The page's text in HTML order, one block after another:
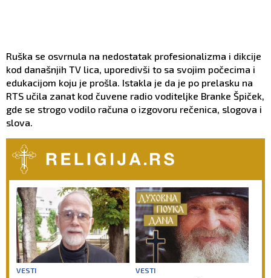
Ruška se osvrnula na nedostatak profesionalizma i dikcije
kod današnjih TV lica, uporedivši to sa svojim počecima i
edukacijom koju je prošla. Istakla je da je po prelasku na
RTS učila zanat kod čuvene radio voditeljke Branke Špiček,
gde se strogo vodilo računa o izgovoru rečenica, slogova i
slova.
VESTI VESTI